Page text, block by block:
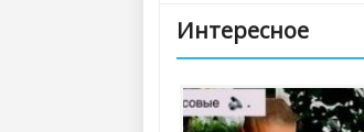
Интересное